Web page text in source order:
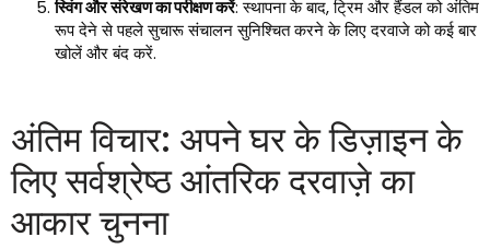
स्विंग और संरेखण का परीक्षण करें: स्थापना के बाद, ट्रिम और हैंडल को अंतिम
रूप देने से पहले सुचारू संचालन सुनिश्चित करने के लिए दरवाजे को कई बार
खोलें और बंद करें.
अंतिम विचार: अपने घर के डिज़ाइन के
लिए सर्वश्रेष्ठ आंतरिक दरवाज़े का
आकार चुनना